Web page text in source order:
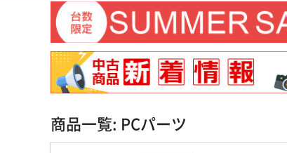
商品一覧: PCパーツ